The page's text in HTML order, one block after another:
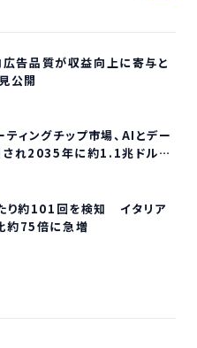
告品質が収益向上に寄与と
公開
ティングチップ市場、AIとデー
され2035年に約1.1兆ドル規
り約101回を検知 イタリア
約75倍に急増